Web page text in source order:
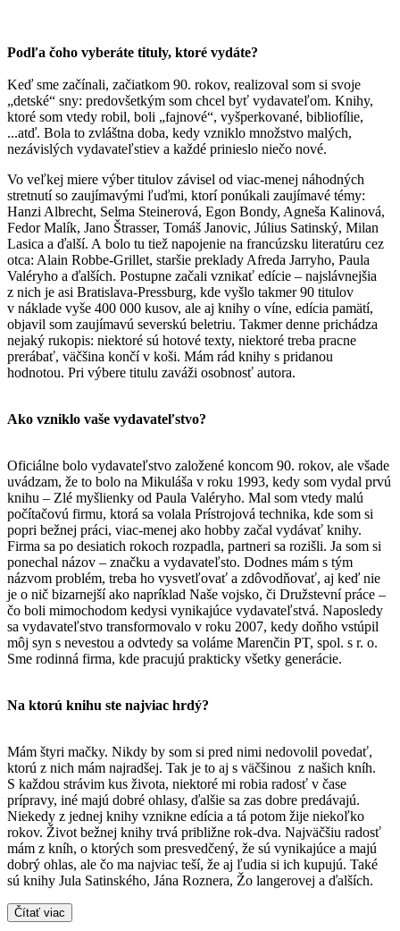
Podľa čoho vyberáte tituly, ktoré vydáte?
Keď sme začínali, začiatkom 90. rokov, realizoval som si svoje
„detské“ sny: predovšetkým som chcel byť vydavateľom. Knihy,
ktoré som vtedy robil, boli „fajnové“, vyšperkované, bibliofílie,
...atď. Bola to zvláštna doba, kedy vzniklo množstvo malých,
nezávislých vydavateľstiev a každé prinieslo niečo nové.
Vo veľkej miere výber titulov závisel od viac-menej náhodných
stretnutí so zaujímavými ľuďmi, ktorí ponúkali zaujímavé témy:
Hanzi Albrecht, Selma Steinerová, Egon Bondy, Agneša Kalinová,
Fedor Malík, Jano Štrasser, Tomáš Janovic, Július Satinský, Milan
Lasica a ďalší. A bolo tu tiež napojenie na francúzsku literatúru cez
otca: Alain Robbe-Grillet, staršie preklady Afreda Jarryho, Paula
Valéryho a ďalších. Postupne začali vznikať edície – najslávnejšia
z nich je asi Bratislava-Pressburg, kde vyšlo takmer 90 titulov
v náklade vyše 400 000 kusov, ale aj knihy o víne, edícia pamätí,
objavil som zaujímavú severskú beletriu. Takmer denne prichádza
nejaký rukopis: niektoré sú hotové texty, niektoré treba pracne
prerábať, väčšina končí v koši. Mám rád knihy s pridanou
hodnotou. Pri výbere titulu zaváži osobnosť autora.
Ako vzniklo vaše vydavateľstvo?
Oficiálne bolo vydavateľstvo založené koncom 90. rokov, ale všade
uvádzam, že to bolo na Mikuláša v roku 1993, kedy som vydal prvú
knihu – Zlé myšlienky od Paula Valéryho. Mal som vtedy malú
počítačovú firmu, ktorá sa volala Prístrojová technika, kde som si
popri bežnej práci, viac-menej ako hobby začal vydávať knihy.
Firma sa po desiatich rokoch rozpadla, partneri sa rozišli. Ja som si
ponechal názov – značku a vydavateľsto. Dodnes mám s tým
názvom problém, treba ho vysvetľovať a zdôvodňovať, aj keď nie
je o nič bizarnejší ako napríklad Naše vojsko, či Družstevní práce –
čo boli mimochodom kedysi vynikajúce vydavateľstvá. Naposledy
sa vydavateľstvo transformovalo v roku 2007, kedy doňho vstúpil
môj syn s nevestou a odvtedy sa voláme Marenčin PT, spol. s r. o.
Sme rodinná firma, kde pracujú prakticky všetky generácie.
Na ktorú knihu ste najviac hrdý?
Mám štyri mačky. Nikdy by som si pred nimi nedovolil povedať,
ktorú z nich mám najradšej. Tak je to aj s väčšinou z našich kníh.
S každou strávim kus života, niektoré mi robia radosť v čase
prípravy, iné majú dobré ohlasy, ďalšie sa zas dobre predávajú.
Niekedy z jednej knihy vznikne edícia a tá potom žije niekoľko
rokov. Život bežnej knihy trvá približne rok-dva. Najväčšiu radosť
mám z kníh, o ktorých som presvedčený, že sú vynikajúce a majú
dobrý ohlas, ale čo ma najviac teší, že aj ľudia si ich kupujú. Také
sú knihy Jula Satinského, Jána Roznera, Žo langerovej a ďalších.
Čítať viac